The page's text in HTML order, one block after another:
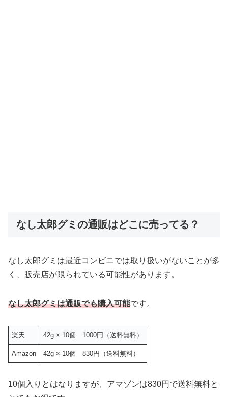
なし太郎グミの通販はどこに売ってる？
なし太郎グミは最近コンビニでは取り扱いがないことが多
く、販売店が限られている可能性があります。
なし太郎グミは通販でも購入可能です。
楽天 42g × 10個 1000円（送料無料）
Amazon 42g × 10個 830円（送料無料）
10個入りとはなりますが、アマゾンは830円で送料無料と